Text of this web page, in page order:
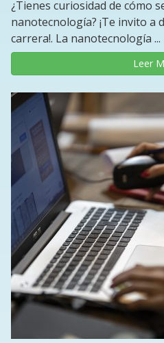
¿Tienes curiosidad de cómo
nanotecnología? ¡Te invito a
carrera!. La nanotecnología ...
Leer